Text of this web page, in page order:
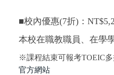
■校內優惠(7折)：
本校在職教職員、在學
※課程結束可報考TOEIC
官方網站